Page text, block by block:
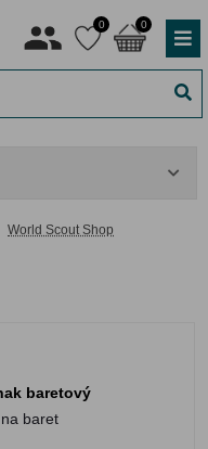
0 0
World Scout Shop
baretový
baret